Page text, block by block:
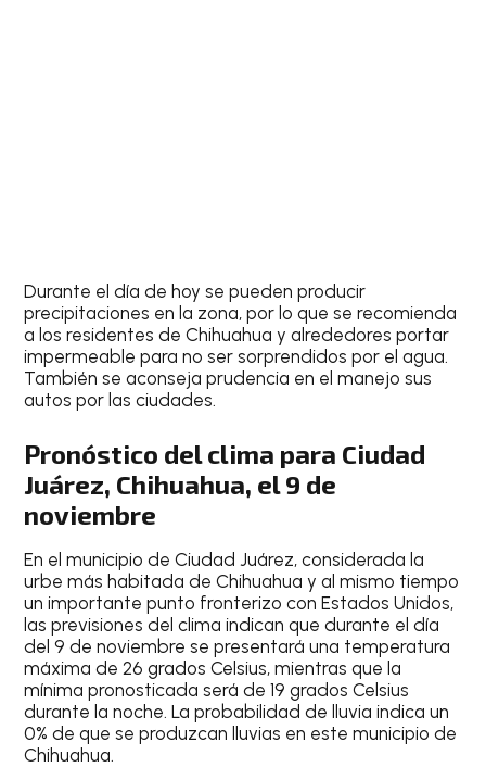
Durante el día de hoy se pueden producir
precipitaciones en la zona, por lo que se recomienda
a los residentes deChihuahua y alrededoresportar
impermeable para no ser sorprendidos por el agua.
También se aconseja prudencia en el manejo sus
autos por las ciudades.
Pronóstico del clima para Ciudad
Juárez, Chihuahua, el 9 de
noviembre
En elmunicipio de Ciudad Juárez, consideradala
urbe más habitada de Chihuahua y al mismo tiempo
unimportante punto fronterizo con Estados Unidos,
las previsiones del clima indican que durante eldía
del 9 de noviembre se presentará una temperatura
máxima de 26 grados Celsius, mientras que la
mínima pronosticada será de 19 grados Celsius
durante la noche. La probabilidad de lluvia indica un
0% de que se produzcan lluvias en este municipio de
Chihuahua.